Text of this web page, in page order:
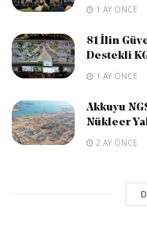
1 AY ÖNCE
81 İlin
Destekli
1 AY ÖNCE
Akkuyu
Nükleer
2 AY ÖNCE